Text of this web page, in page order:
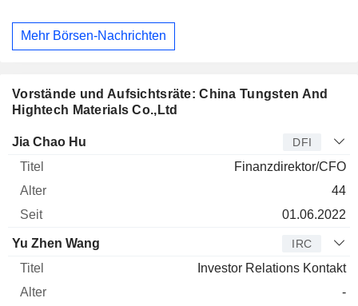
Mehr Börsen-Nachrichten
Vorstände und Aufsichtsräte: China Tungsten And
Hightech Materials Co.,Ltd
Manager Titel
Jia Chao Hu DFI
Finanzdirektor/CFO
44
01.06.2022
Yu Zhen Wang IRC
Investor Relations Kontakt
-